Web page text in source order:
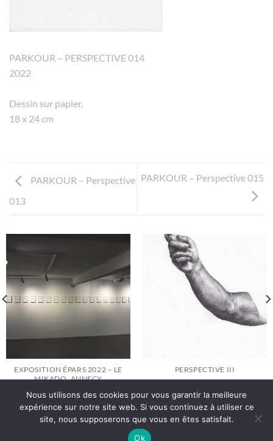
PARKOUR – PERSPECTIVE 014
2022
Dessin sur papier.
18 x 24 cm
PARKOUR – Perspective
013
PARKOUR – Perspective 015
EXPOSITION ÉPARS 2022 – LE
MIKADO, ANNECY
PERSPECTIVE III
Politique de Confidentialité
Nous utilisons des cookies pour vous garantir la meilleure
expérience sur notre site web. Si vous continuez à utiliser ce
site, nous supposerons que vous en êtes satisfait.
Ok